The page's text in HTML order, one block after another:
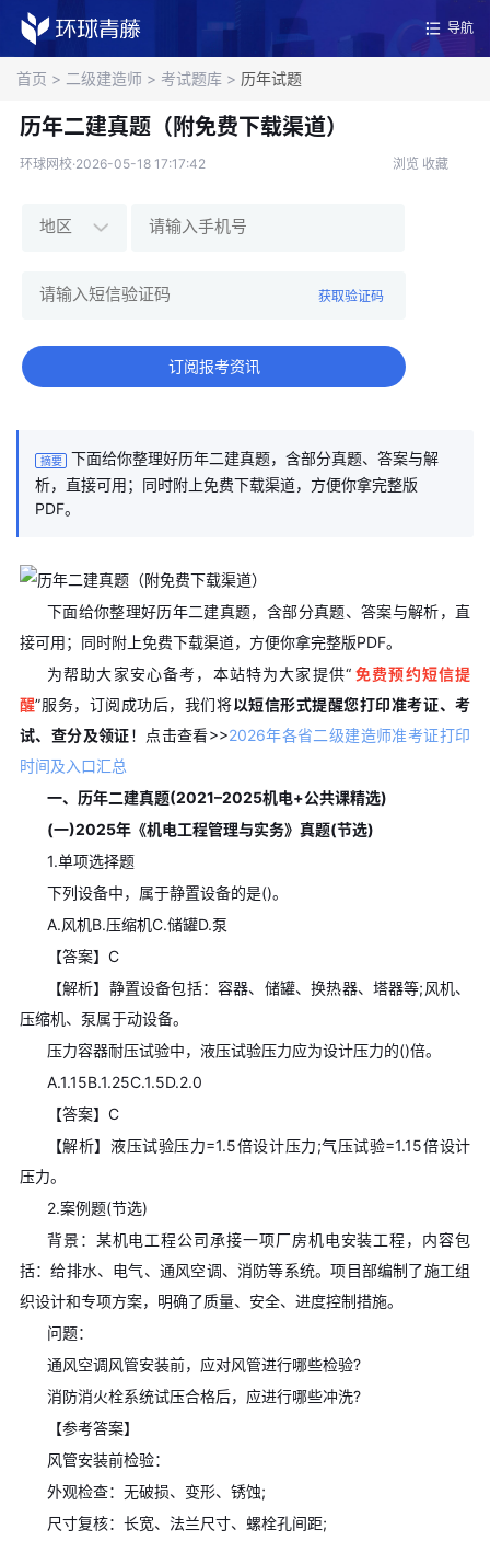
导航
首页 > 二级建造师 > 考试题库 > 历年试题
历年二建真题（附免费下载渠道）
环球网校·2026-05-18 17:17:42 浏览 收藏
获取验证码
订阅报考资讯
摘要
下面给你整理好历年二建真题，含部分真题、答案与解
析，直接可用；同时附上免费下载渠道，方便你拿完整版
PDF。
下面给你整理好历年二建真题，含部分真题、答案与解析，直
接可用；同时附上免费下载渠道，方便你拿完整版PDF。
为帮助大家安心备考，本站特为大家提供“免费预约短信提
醒”服务，订阅成功后，我们将以短信形式提醒您打印准考证、考
试、查分及领证！ 点击查看>>2026年各省二级建造师准考证打印
时间及入口汇总
一、历年二建真题(2021–2025机电+公共课精选)
(一)2025年《机电工程管理与实务》真题(节选)
1.单项选择题
下列设备中，属于静置设备的是()。
A.风机B.压缩机C.储罐D.泵
【答案】C
【解析】静置设备包括：容器、储罐、换热器、塔器等;风机、
压缩机、泵属于动设备。
压力容器耐压试验中，液压试验压力应为设计压力的()倍。
A.1.15B.1.25C.1.5D.2.0
【答案】C
【解析】液压试验压力=1.5倍设计压力;气压试验=1.15倍设计
压力。
2.案例题(节选)
背景：某机电工程公司承接一项厂房机电安装工程，内容包
括：给排水、电气、通风空调、消防等系统。项目部编制了施工组
织设计和专项方案，明确了质量、安全、进度控制措施。
问题：
通风空调风管安装前，应对风管进行哪些检验?
消防消火栓系统试压合格后，应进行哪些冲洗?
【参考答案】
风管安装前检验：
外观检查：无破损、变形、锈蚀;
尺寸复核：长宽、法兰尺寸、螺栓孔间距;